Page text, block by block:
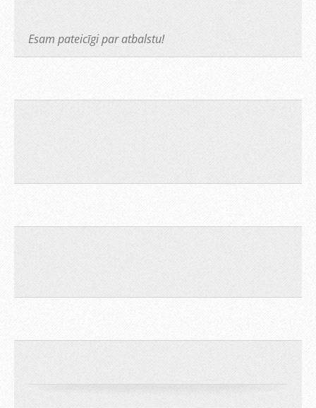
Esam pateicīgi par atbalstu!